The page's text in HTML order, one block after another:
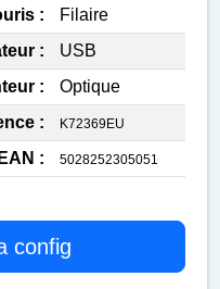
:
Filaire
:
USB
:
Optique
:
K72369EU
EAN : 5028252305051
config